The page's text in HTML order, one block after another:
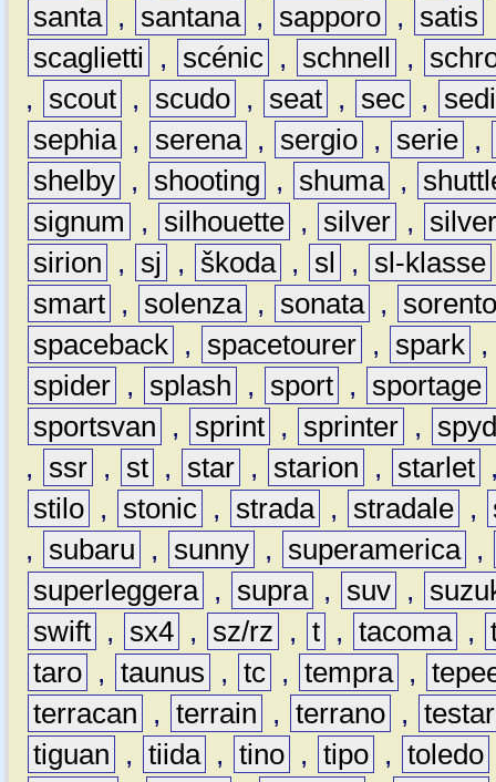
santa , santana , sapporo , satis
scaglietti
, scénic , schnell ,
,
scout , scudo , seat , sec ,
sephia , serena , sergio , serie ,
shelby , shooting , shuma ,
signum
, silhouette , silver ,
sirion
, sj , škoda , sl , sl-klasse
smart , solenza , sonata ,
spaceback , spacetourer , spark ,
spider , splash , sport , sportage
sportsvan
, sprint , sprinter ,
,
ssr , st , star , starion , starlet
stilo , stonic , strada , stradale ,
,
subaru , sunny , superamerica ,
superleggera , supra , suv ,
swift , sx4 , sz/rz , t , tacoma ,
taro , taunus , tc , tempra ,
terracan
, terrain , terrano ,
tiguan
, tiida , tino , tipo , toledo